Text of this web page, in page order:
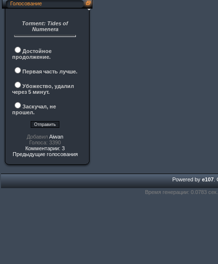
Голосование
Torment: Tides of
Numenera
Достойное
продолжение.
Первая часть лучше.
Убожество, удалил
через 5 минут.
Заскучал, не
прошел.
Добавил Aiwan
Голоса: 3390
Комментарии: 3
Предыдущие голосования
Powered by e107
Время генерации: 0.0783